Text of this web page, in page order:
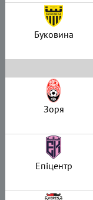
Буковина
Зоря
Епіцентр